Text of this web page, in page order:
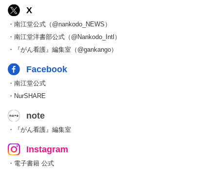
X
・南江堂公式（@nankodo_NEWS）
・南江堂洋書部公式（@Nankodo_Intl）
・『がん看護』編集室（@gankango）
Facebook
・南江堂公式
・NurSHARE
note
・『がん看護』編集室
Instagram
・電子書籍 公式